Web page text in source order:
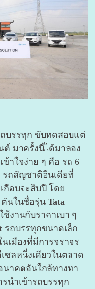
รรทุก ขับทดสอบแต่
ต์ มาครั้งนี้ได้มาลอง
าใจง่าย ๆ คือ รถ 6
รถสัญชาติอินเดียที่
กือบจะสิบปี โดย
ตันในชื่อรุ่น Tata
งานกับราคาเบา ๆ
รถบรรทุกขนาดเล็ก
เมืองที่มีการจราจร
ซลหนึ่งเดียวในตลาด
นาคตอันใกล้ทางทา
นำเข้ารถบรรทุก